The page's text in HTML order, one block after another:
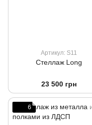
Артикул: S11
Стеллаж Long
23 500 грн
6